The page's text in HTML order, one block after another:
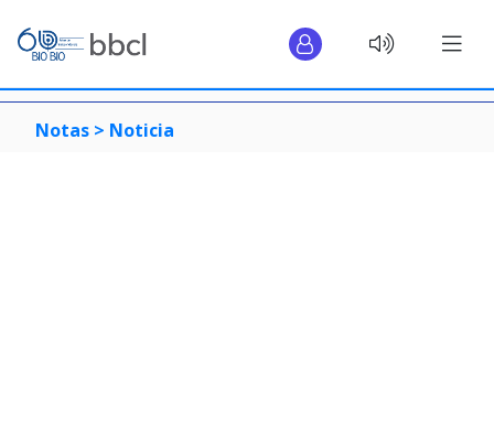
Notas > Noticia